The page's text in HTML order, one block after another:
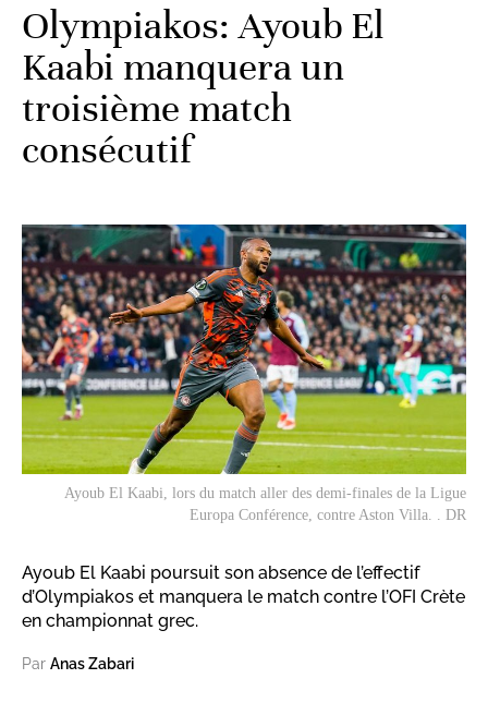
Olympiakos: Ayoub El
Kaabi manquera un
troisième match
consécutif
Ayoub El Kaabi, lors du match aller des demi-finales de la Ligue
Europa Conférence, contre Aston Villa. . DR
Ayoub El Kaabi poursuit son absence de l’effectif
d’Olympiakos et manquera le match contre l’OFI Crète
en championnat grec.
Par Anas Zabari